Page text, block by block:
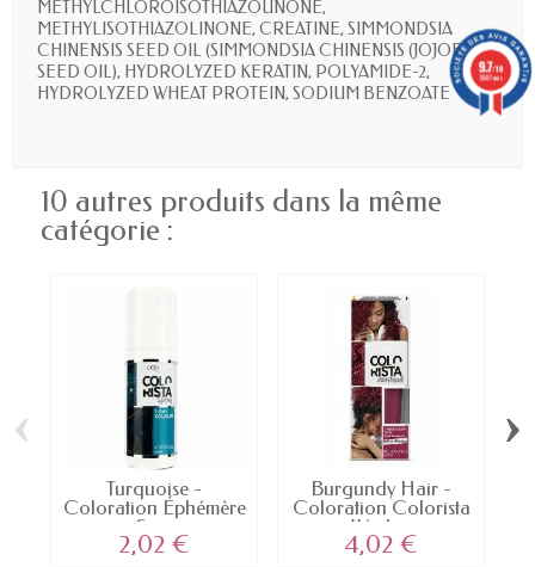
METHYLCHLOROISOTHIAZOUNONE,
METHYLISOTHIAZOLINONE, CREATINE, SIMMONDSIA
CHINENSIS SEED OIL (SIMMONDSIA CHINENSIS (JOJOBA)
SEED OIL), HYDROLYZED KERATIN, POLYAMIDE-2,
HYDROLYZED WHEAT PROTEIN, SODIUM BENZOATE
10 autres produits dans la même
catégorie :
Turquoise -
Coloration Éphémère
en Spray...
2,02 €
Burgundy Hair -
Coloration Colorista
Wash...
4,02 €
‹ ›
9.7/10
5887 avis